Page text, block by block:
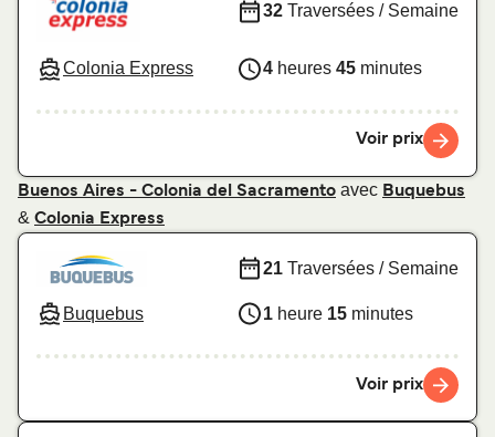
Colonia Express
32 Traversées / Semaine
4 heures 45 minutes
Voir prix
Buenos Aires - Colonia del Sacramento avec Buquebus
& Colonia Express
Buquebus
21 Traversées / Semaine
1 heure 15 minutes
Voir prix